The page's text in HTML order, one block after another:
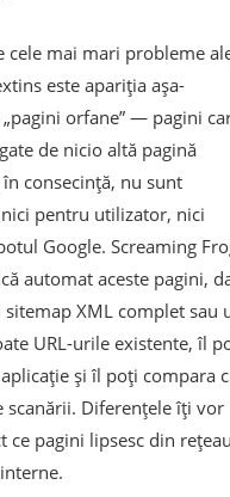
cele mai mari probleme
este apariția așa-
orfane” — pagini
de nicio altă pagină
consecință, nu sunt
pentru utilizator, nici
Google. Screaming
automat aceste pagini,
sitemap XML complet sau
URL-urile existente, îl
și îl poți compara
scanării. Diferențele îți vor
ce pagini lipsesc din